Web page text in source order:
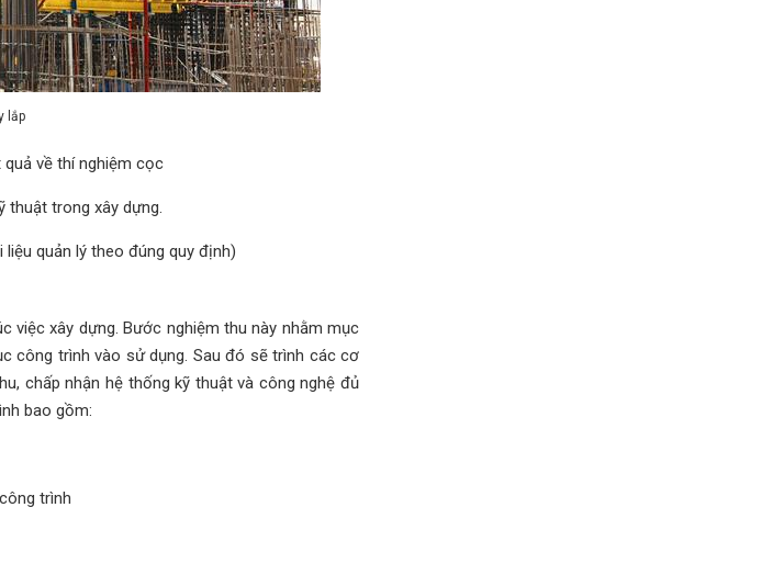
lắp
về thí nghiệm cọc
thuật trong xây dựng.
quản lý theo đúng quy định)
việc xây dựng. Bước nghiệm thu này nhằm mục
công trình vào sử dụng. Sau đó sẽ trình các cơ
chấp nhận hệ thống kỹ thuật và công nghệ đủ
bao gồm:
trình